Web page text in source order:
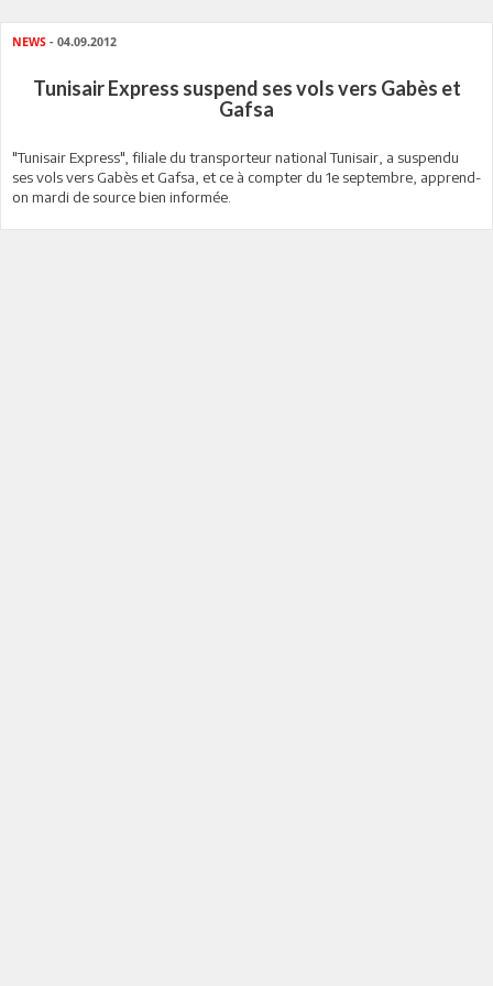
NEWS - 04.09.2012
Tunisair Express suspend ses vols vers Gabès et
Gafsa
"Tunisair Express", filiale du transporteur national Tunisair, a suspendu
ses vols vers Gabès et Gafsa, et ce à compter du 1e septembre, apprend-
on mardi de source bien informée.